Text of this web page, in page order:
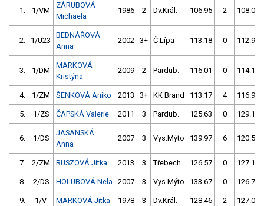
1. 1/VM
ZÁRUBOVÁ
Michaela
1986 2 Dv.Král. 106.95 2 108.09
2. 1/U23
BEDNÁŘOVÁ
Anna
2002 3+ Č.Lípa 113.18 0 112.97
3. 1/DM
MARKOVÁ
Kristýna
2009 2 Pardub. 116.01 0 114.14
4. 1/ZM ŠENKOVÁ Aniko 2013 3+ KK Brand 113.17 4 116.99
5. 1/ZS ČAPSKÁ Valerie 2011 3 Pardub. 125.63 0 129.17
6. 1/DS
JASANSKÁ
Anna
2007 3 Vys.Mýto 139.97 6 120.53
7. 2/ZM RUSZOVÁ Jitka 2013 3 Třebech. 126.57 0 127.10
8. 2/DS HOLUBOVÁ Nela 2007 3 Vys.Mýto 133.67 0 126.70
9. 1/V MARKOVÁ Jitka 1978 3 Dv.Král. 128.46 2 127.03